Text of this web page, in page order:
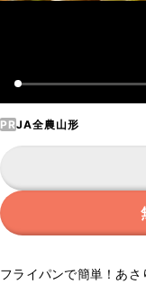
PRJA全農山形
フライパンで簡単！あ